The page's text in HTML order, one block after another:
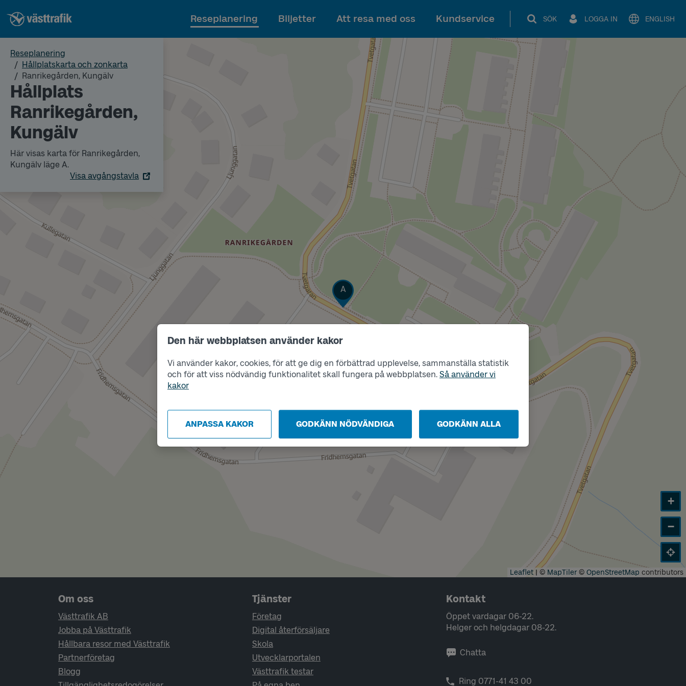
Den här webbplatsen använder kakor
Vi använder kakor, cookies, för att ge dig en förbättrad upplevelse, sammanställa statistik
och för att viss nödvändig funktionalitet skall fungera på webbplatsen. Så använder vi
kakor
ANPASSA KAKOR GODKÄNN NÖDVÄNDIGA GODKÄNN ALLA
Till innehållet
Reseplanering Biljetter Att resa med oss Kundservice SÖK LOGGA IN ENGLISH
Reseplanering
Hållplatskarta och zonkarta
Ranrikegården, Kungälv
Hållplats
Ranrikegården,
Kungälv
Här visas karta för Ranrikegården,
Kungälv läge A.
Visa avgångstavla
Läge
A
+
−
Leaflet | © MapTiler© OpenStreetMap contributors
Sidfotsnavigering
Om oss
Västtrafik AB
Jobba på Västtrafik
Hållbara resor med Västtrafik
Partnerföretag
Blogg
Tjänster
Företag
Digital återförsäljare
Skola
Utvecklarportalen
Västtrafik testar
Kontakt
Öppet vardagar 06-22.
Helger och helgdagar 08-22.
Chatta
Ring 0771-41 43 00